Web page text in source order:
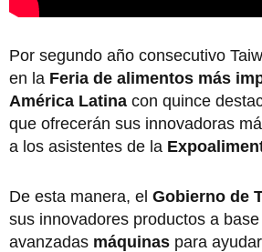
Por segundo año consecutivo
en la Feria de alimentos más
América Latina con quince
que ofrecerán sus innovadoras
a los asistentes de la
De esta manera, el Gobierno de
sus innovadores productos a
avanzadas máquinas para